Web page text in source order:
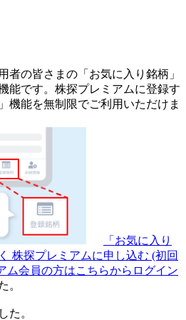
者の皆さまの 「お気に入り銘柄」
能です。 株探プレミアムに登録す
機能を無制限でご利用いただけま
「お気に入り
株探プレミアムに申し込む (初回
ム会員の方はこちらからログイン
。
た。